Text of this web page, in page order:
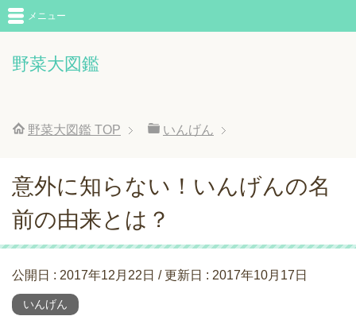
野菜大図鑑
メニュー
野菜大図鑑 TOP いんげん
意外に知らない！いんげんの名
前の由来とは？
公開日 : 2017年12月22日 / 更新日 : 2017年10月17日
いんげん